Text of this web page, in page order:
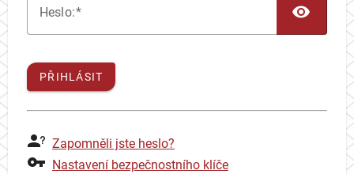
Heslo:
PŘIHLÁSIT
Zapomněli jste heslo?
Nastavení bezpečnostního klíče